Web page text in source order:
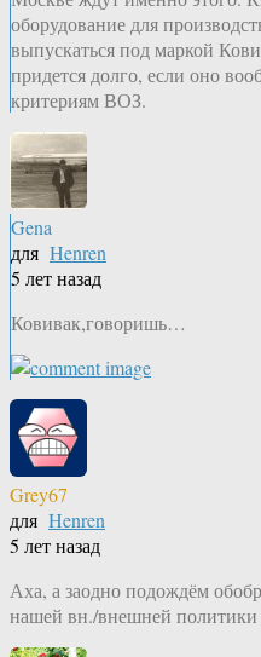
оборудование для
выпускаться под маркой
придется долго, если оно
критериям ВОЗ.
Gena
для Henren
5 лет назад
Ковивак,говоришь…
Grey67
для Henren
5 лет назад
Аха, а заодно подождём
нашей вн./внешней